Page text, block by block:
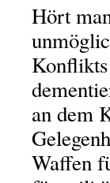
Hört
an dem
Waffen